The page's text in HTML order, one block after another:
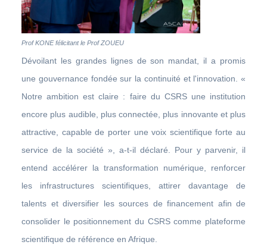
Prof KONE félicitant le Prof ZOUEU
Dévoilant les grandes lignes de son mandat, il a promis
une gouvernance fondée sur la continuité et l'innovation. «
Notre ambition est claire : faire du CSRS une institution
encore plus audible, plus connectée, plus innovante et plus
attractive, capable de porter une voix scientifique forte au
service de la société », a-t-il déclaré. Pour y parvenir, il
entend accélérer la transformation numérique, renforcer
les infrastructures scientifiques, attirer davantage de
talents et diversifier les sources de financement afin de
consolider le positionnement du CSRS comme plateforme
scientifique de référence en Afrique.